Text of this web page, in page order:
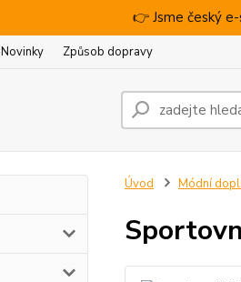
👉 Jsme český
Novinky Způsob dopravy
Úvod Módní